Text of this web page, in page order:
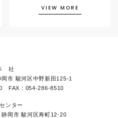
VIEW MORE
社
市 駿河区中野新田125-1
FAX：054-286-8510
ンター
岡市 駿河区寿町12-20